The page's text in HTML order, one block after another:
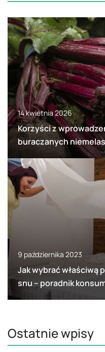
14 kwietnia 2026
Korzyści z
buraczanych
9 października 2023
Jak wybrać właściwą
snu – poradnik
Ostatnie wpisy